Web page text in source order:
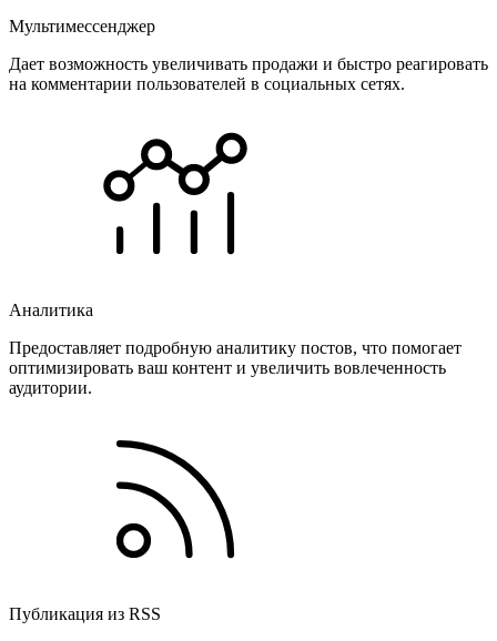
Мультимессенджер
Дает возможность увеличивать продажи и быстро реагировать
на комментарии пользователей в социальных сетях.
Аналитика
Предоставляет подробную аналитику постов, что помогает
оптимизировать ваш контент и увеличить вовлеченность
аудитории.
Публикация из RSS